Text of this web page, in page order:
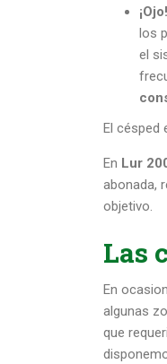
¡Ojo!
los
el
El césped
En Lur
abonada,
objetivo.
Las
En
algunas
que